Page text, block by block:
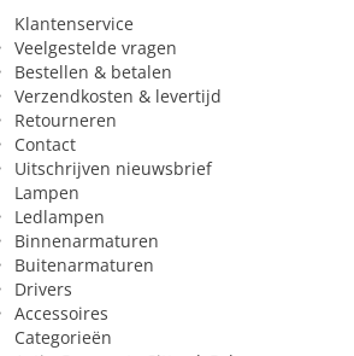
Klantenservice
Veelgestelde vragen
Bestellen & betalen
Verzendkosten & levertijd
Retourneren
Contact
Uitschrijven nieuwsbrief
Lampen
Ledlampen
Binnenarmaturen
Buitenarmaturen
Drivers
Accessoires
Categorieën